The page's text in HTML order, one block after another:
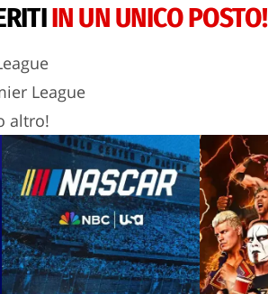
IN UN UNICO POSTO!
League
altro!